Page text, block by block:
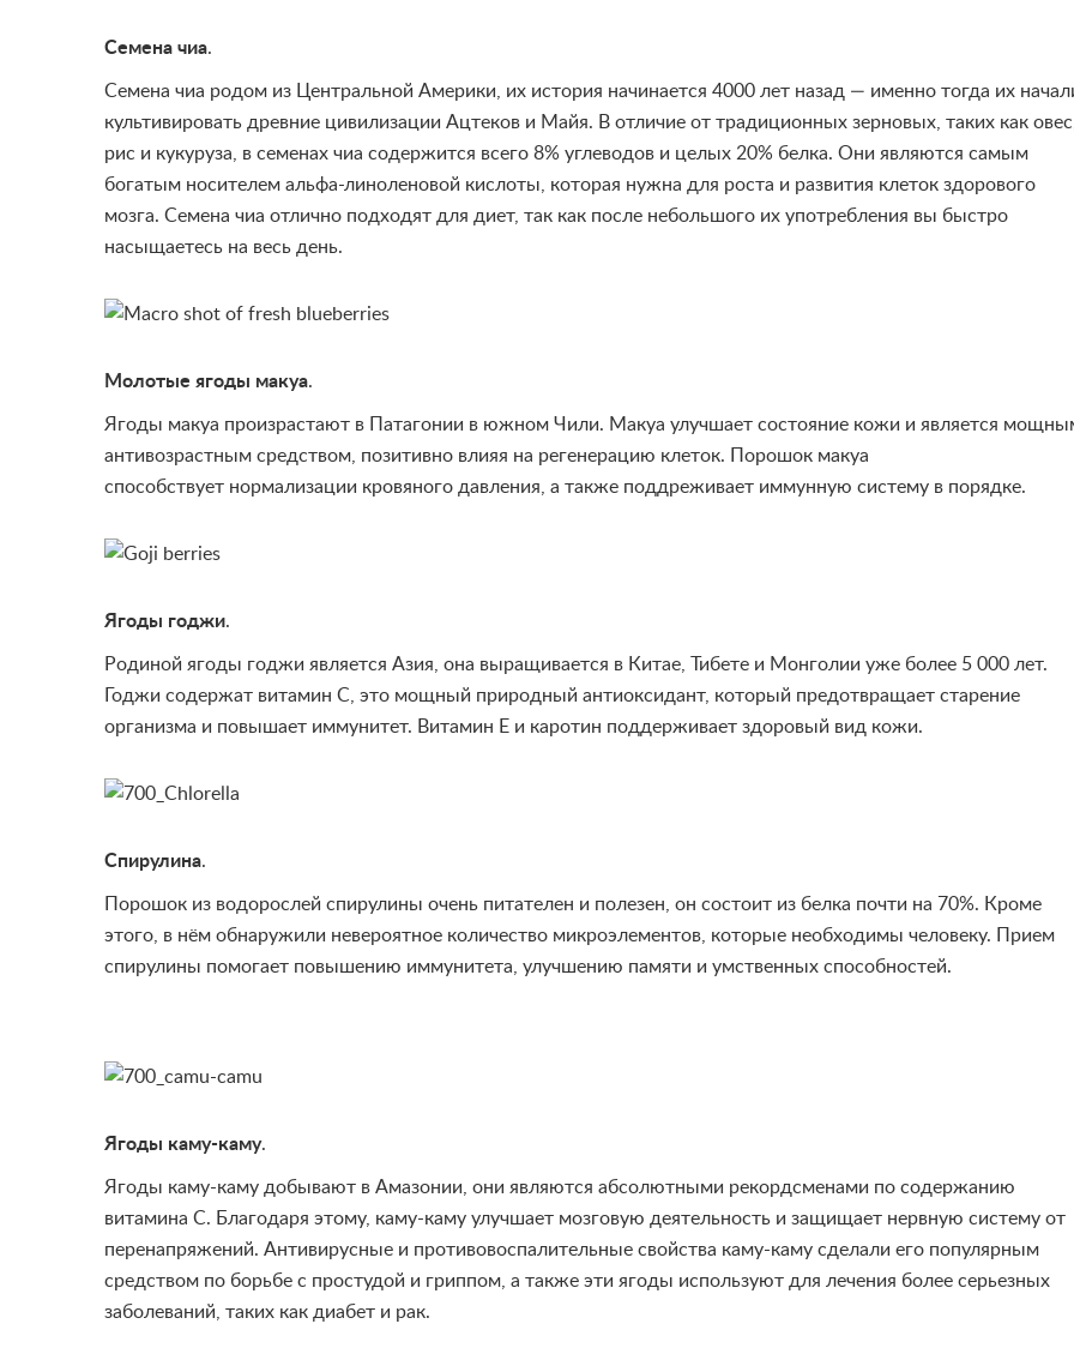
Семена чиа.
Семена чиа родом из Центральной Америки, их история начинается 4000 лет назад — именно тогда их
культивировать древние цивилизации Ацтеков и Майя. В отличие от традиционных зерновых, таких как овес,
рис и кукуруза, в семенах чиа содержится всего 8% углеводов и целых 20% белка. Они являются самым
богатым носителем альфа-линоленовой кислоты, которая нужна для роста и развития клеток здорового
мозга. Семена чиа отлично подходят для диет, так как после небольшого их употребления вы быстро
насыщаетесь на весь день.
Молотые ягоды макуа.
Ягоды макуа произрастают в Патагонии в южном Чили. Макуа улучшает состояние кожи и является
антивозрастным средством, позитивно влияя на регенерацию клеток. Порошок макуа
способствует нормализации кровяного давления, а также поддреживает иммунную систему в порядке.
Ягоды годжи.
Родиной ягоды годжи является Азия, она выращивается в Китае, Тибете и Монголии уже более 5 000 лет.
Годжи содержат витамин С, это мощный природный антиоксидант, который предотвращает старение
организма и повышает иммунитет. Витамин Е и каротин поддерживает здоровый вид кожи.
Спирулина.
Порошок из водорослей спирулины очень питателен и полезен, он состоит из белка почти на 70%. Кроме
этого, в нём обнаружили невероятное количество микроэлементов, которые необходимы человеку. Прием
спирулины помогает повышению иммунитета, улучшению памяти и умственных способностей.
Ягоды каму-каму.
Я годы каму-каму добывают в Амазонии, они являются абсолютными рекордсменами по содержанию
витамина С. Благодаря этому, каму-каму улучшает мозговую деятельность и защищает нервную систему от
перенапряжений. Антивирусные и противовоспалительные свойства каму-каму сделали его популярным
средством по борьбе с простудой и гриппом, а также эти ягоды используют для лечения более серьезных
заболеваний, таких как диабет и рак.